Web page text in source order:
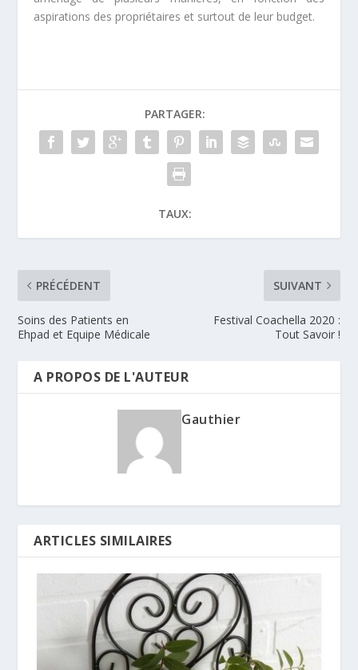
aspirations des propriétaires et surtout de leur budget.
PARTAGER:
TAUX:
PRÉCÉDENT
Soins des Patients en
Ehpad et Equipe Médicale
SUIVANT
Festival Coachella 2020 :
Tout Savoir !
A PROPOS DE L'AUTEUR
Gauthier
ARTICLES SIMILAIRES